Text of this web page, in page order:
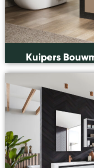
Kuipers